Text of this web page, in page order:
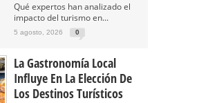
Qué expertos han analizado el
impacto del turismo en...
5 agosto, 2026 0
La Gastronomía Local
Influye En La Elección De
Los Destinos Turísticos